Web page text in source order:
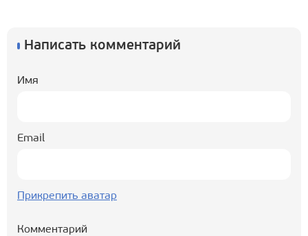
Написать комментарий
Имя
Email
Прикрепить аватар
Комментарий